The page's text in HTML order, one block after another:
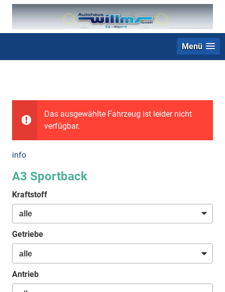
Menü
Das ausgewählte Fahrzeug ist leider nicht
verfügbar.
info
A3 Sportback
Kraftstoff
Getriebe
Antrieb